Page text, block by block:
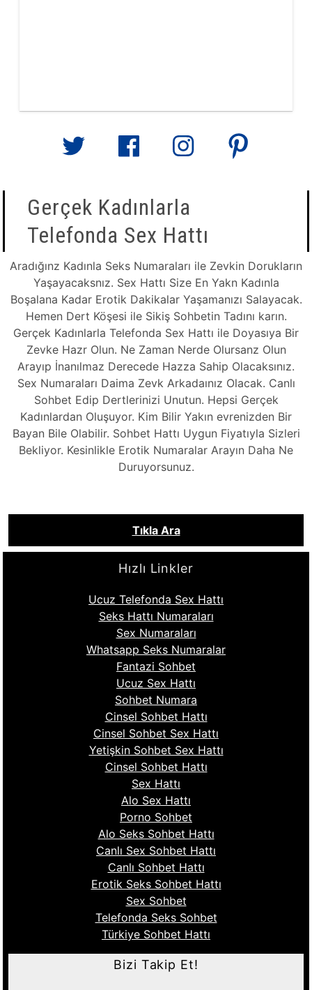
Gerçek Kadınlarla
Telefonda Sex Hattı
Aradığınz Kadınla Seks Numaraları ile Zevkin Dorukların
Yaşayacaksnız. Sex Hattı Size En Yakn Kadınla
Boşalana Kadar Erotik Dakikalar Yaşamanızı Salayacak.
Hemen Dert Köşesi ile Sikiş Sohbetin Tadını karın.
Gerçek Kadınlarla Telefonda Sex Hattı ile Doyasıya Bir
Zevke Hazr Olun. Ne Zaman Nerde Olursanz Olun
Arayıp İnanılmaz Derecede Hazza Sahip Olacaksınız.
Sex Numaraları Daima Zevk Arkadaınız Olacak. Canlı
Sohbet Edip Dertlerinizi Unutun. Hepsi Gerçek
Kadınlardan Oluşuyor. Kim Bilir Yakın evrenizden Bir
Bayan Bile Olabilir. Sohbet Hattı Uygun Fiyatıyla Sizleri
Bekliyor. Kesinlikle Erotik Numaralar Arayın Daha Ne
Duruyorsunuz.
Tıkla Ara
Hızlı Linkler
Ucuz Telefonda Sex Hattı
Seks Hattı Numaraları
Sex Numaraları
Whatsapp Seks Numaralar
Fantazi Sohbet
Ucuz Sex Hattı
Sohbet Numara
Cinsel Sohbet Hattı
Cinsel Sohbet Sex Hattı
Yetişkin Sohbet Sex Hattı
Cinsel Sohbet Hattı
Sex Hattı
Alo Sex Hattı
Porno Sohbet
Alo Seks Sohbet Hattı
Canlı Sex Sohbet Hattı
Canlı Sohbet Hattı
Erotik Seks Sohbet Hattı
Sex Sohbet
Telefonda Seks Sohbet
Türkiye Sohbet Hattı
Bizi Takip Et!